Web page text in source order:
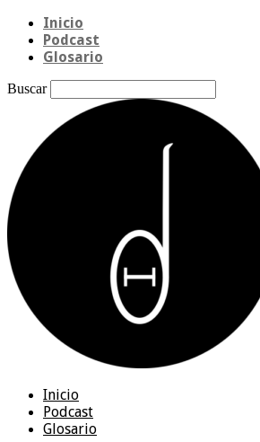
Inicio
Podcast
Glosario
Buscar
Inicio
Podcast
Glosario